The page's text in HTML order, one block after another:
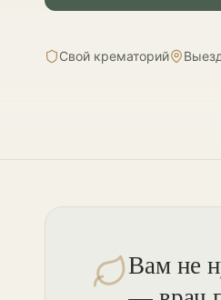
Свой крематорий
Вам не